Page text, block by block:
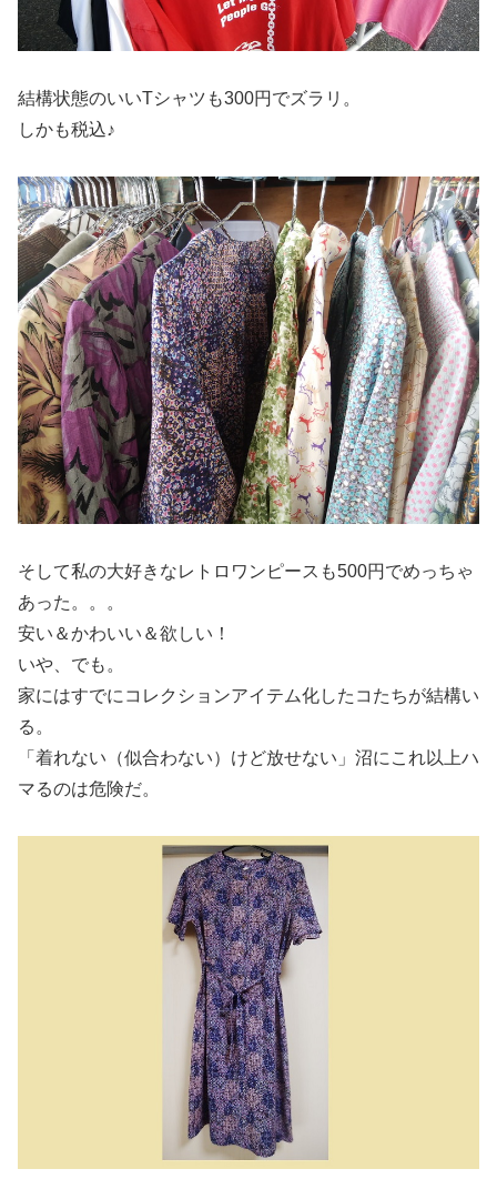
結構状態のいいTシャツも300円でズラリ。
しかも税込♪
そして私の大好きなレトロワンピースも500円でめっちゃ
あった。。。
安い＆かわいい＆欲しい！
いや、でも。
家にはすでにコレクションアイテム化したコたちが結構い
る。
「着れない（似合わない）けど放せない」沼にこれ以上ハ
マるのは危険だ。